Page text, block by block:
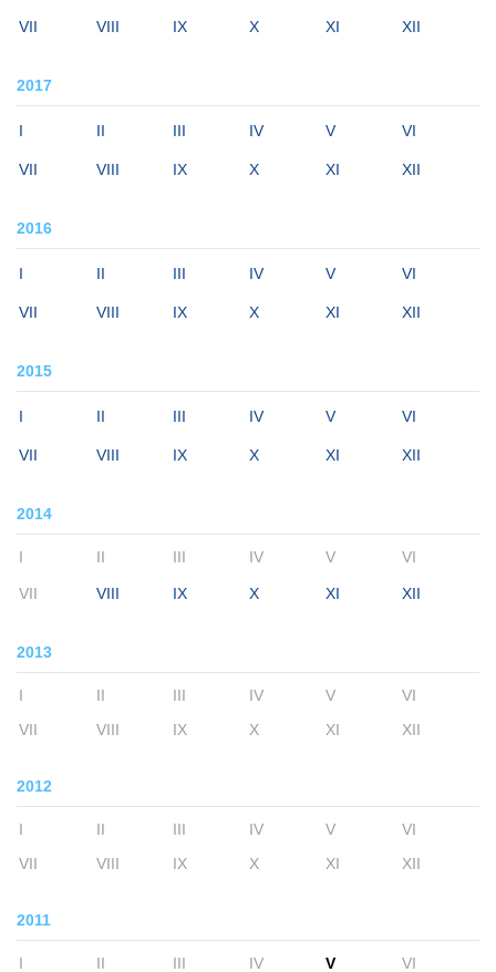
VII VIII IX X XI XII
2017
I II III IV V VI
VII VIII IX X XI XII
2016
I II III IV V VI
VII VIII IX X XI XII
2015
I II III IV V VI
VII VIII IX X XI XII
2014
I II III IV V VI
VII VIII IX X XI XII
2013
I II III IV V
VI
VII
VIII IX X XI XII
2012
I II III IV V
VI
VII
VIII IX X XI XII
2011
I II III IV V
VI